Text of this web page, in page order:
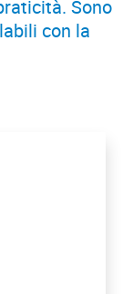
Sono
con la